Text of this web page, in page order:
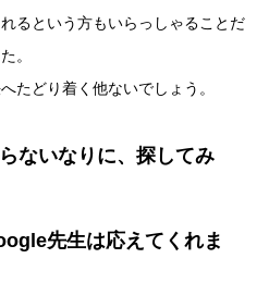
るという方もいらっしゃることだ
。
たどり着く他ないでしょう。
ないなりに、探してみ
先生は応えてくれま